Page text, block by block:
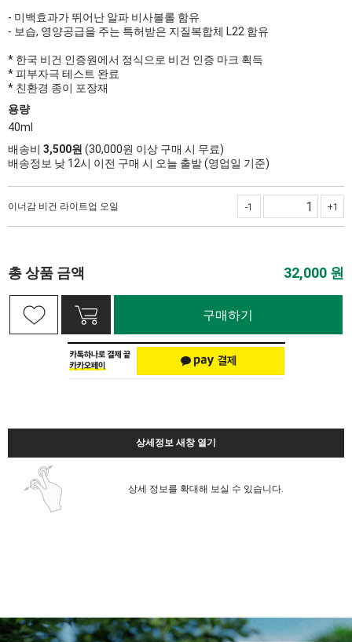
- 미백효과가 뛰어난 알파 비사볼롤 함유
- 보습, 영양공급을 주는 특허받은 지질복합체 L22 함유
* 한국 비건 인증원에서 정식으로 비건 인증 마크 획득
* 피부자극 테스트 완료
* 친환경 종이 포장재
용량
40ml
배송비 3,500원 (30,000원 이상 구매 시 무료)
배송정보 낮 12시 이전 구매 시 오늘 출발 (영업일 기준)
이너감 비건 라이트업 오일 +1
-1
총 상품 금액 32,000 원
구매하기
상세정보 새창 열기
상세 정보를 확대해 보실 수 있습니다.